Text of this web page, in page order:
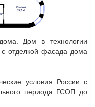
Дом в технологии
с отделкой фасада дома
условия России с
периода ГСОП до